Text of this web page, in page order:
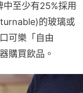
至少有25%採用
的玻璃或
可樂「自由
購買飲品。